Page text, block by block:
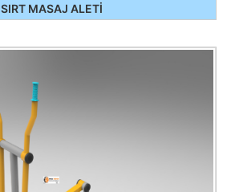
SIRT MASAJ ALETİ